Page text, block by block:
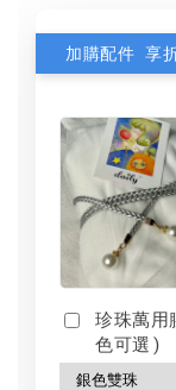
加購配件 享
珍珠萬
色可選)